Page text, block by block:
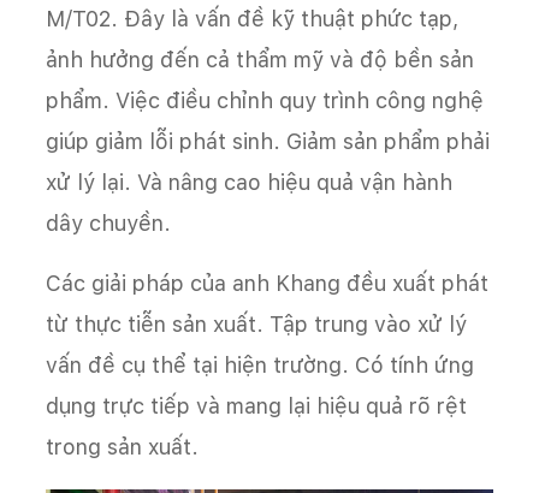
M/T02. Đây là vấn đề kỹ thuật phức tạp,
ảnh hưởng đến cả thẩm mỹ và độ bền sản
phẩm. Việc điều chỉnh quy trình công nghệ
giúp giảm lỗi phát sinh. Giảm sản phẩm phải
xử lý lại. Và nâng cao hiệu quả vận hành
dây chuyền.
Các giải pháp của anh Khang đều xuất phát
từ thực tiễn sản xuất. Tập trung vào xử lý
vấn đề cụ thể tại hiện trường. Có tính ứng
dụng trực tiếp và mang lại hiệu quả rõ rệt
trong sản xuất.